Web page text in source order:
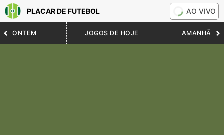
PLACAR DE FUTEBOL AO VIVO
ONTEM JOGOS DE HOJE AMANHÃ